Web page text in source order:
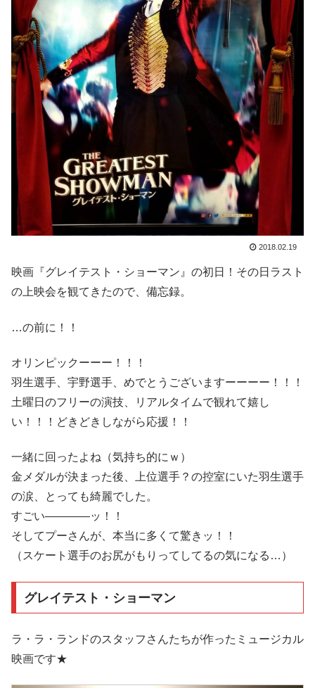
2018.02.19
映画『グレイテスト・ショーマン』の初日！その日ラスト
の上映会を観てきたので、備忘録。
…の前に！！
オリンピックーーー！！！
羽生選手、宇野選手、めでとうございますーーーー！！！
土曜日のフリーの演技、リアルタイムで観れて嬉し
い！！！どきどきしながら応援！！
一緒に回ったよね（気持ち的にｗ）
金メダルが決まった後、上位選手？の控室にいた羽生選手
の涙、とっても綺麗でした。
すごい――――ッ！！
そしてプーさんが、本当に多くて驚きッ！！
（スケート選手のお尻がもりってしてるの気になる…）
グレイテスト・ショーマン
ラ・ラ・ランドのスタッフさんたちが作ったミュージカル
映画です★